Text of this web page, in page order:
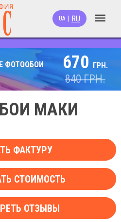
Toggle
UA RU
ФОТООБОИ
670 ГРН.
840ГРН.
МАКИ
ФАКТУРУ
СТОИМОСТЬ
ОТЗЫВЫ